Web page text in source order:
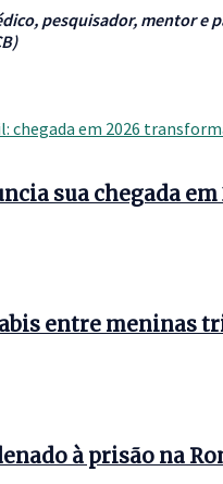
pesquisador, mentor e
sua chegada
entre meninas
à prisão na